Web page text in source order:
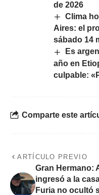
de 2026
Clima
Aires: el
sábado 14
Es
año en
culpable:
Comparte este
ARTÍCULO PREVIO
Gran Hermano:
ingresó a la
Furia no ocultó